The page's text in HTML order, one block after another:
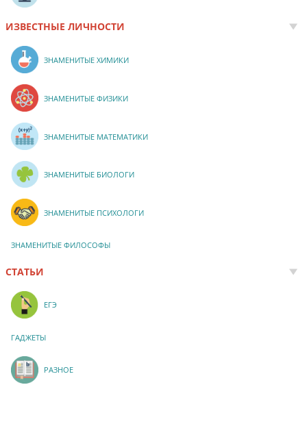
ИЗВЕСТНЫЕ ЛИЧНОСТИ
ЗНАМЕНИТЫЕ ХИМИКИ
ЗНАМЕНИТЫЕ ФИЗИКИ
ЗНАМЕНИТЫЕ МАТЕМАТИКИ
ЗНАМЕНИТЫЕ БИОЛОГИ
ЗНАМЕНИТЫЕ ПСИХОЛОГИ
ЗНАМЕНИТЫЕ ФИЛОСОФЫ
СТАТЬИ
ЕГЭ
ГАДЖЕТЫ
РАЗНОЕ